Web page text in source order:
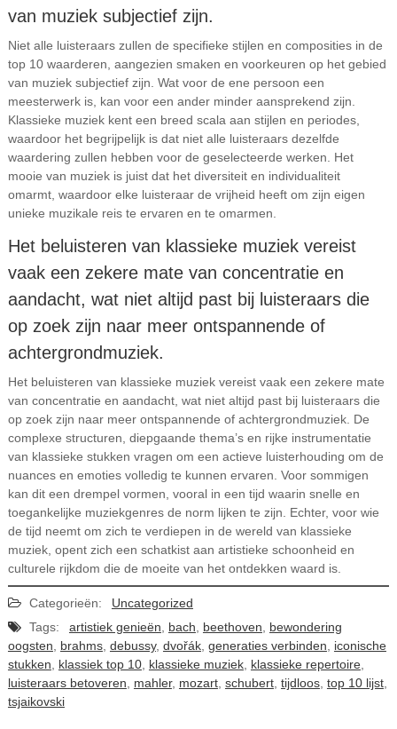
van muziek subjectief zijn.
Niet alle luisteraars zullen de specifieke stijlen en composities in de
top 10 waarderen, aangezien smaken en voorkeuren op het gebied
van muziek subjectief zijn. Wat voor de ene persoon een
meesterwerk is, kan voor een ander minder aansprekend zijn.
Klassieke muziek kent een breed scala aan stijlen en periodes,
waardoor het begrijpelijk is dat niet alle luisteraars dezelfde
waardering zullen hebben voor de geselecteerde werken. Het
mooie van muziek is juist dat het diversiteit en individualiteit
omarmt, waardoor elke luisteraar de vrijheid heeft om zijn eigen
unieke muzikale reis te ervaren en te omarmen.
Het beluisteren van klassieke muziek vereist
vaak een zekere mate van concentratie en
aandacht, wat niet altijd past bij luisteraars die
op zoek zijn naar meer ontspannende of
achtergrondmuziek.
Het beluisteren van klassieke muziek vereist vaak een zekere mate
van concentratie en aandacht, wat niet altijd past bij luisteraars die
op zoek zijn naar meer ontspannende of achtergrondmuziek. De
complexe structuren, diepgaande thema’s en rijke instrumentatie
van klassieke stukken vragen om een actieve luisterhouding om de
nuances en emoties volledig te kunnen ervaren. Voor sommigen
kan dit een drempel vormen, vooral in een tijd waarin snelle en
toegankelijke muziekgenres de norm lijken te zijn. Echter, voor wie
de tijd neemt om zich te verdiepen in de wereld van klassieke
muziek, opent zich een schatkist aan artistieke schoonheid en
culturele rijkdom die de moeite van het ontdekken waard is.
Categorieën:
Uncategorized
Tags:
artistiek genieën bach beethoven
bewondering
oogsten
brahms, debussy, dvořák, generaties verbinden
iconische
stukken
klassiek top 10, klassieke muziek, klassieke repertoire,
luisteraars betoveren
mahler, mozart, schubert, tijdloos, top 10 lijst,
tsjaikovski